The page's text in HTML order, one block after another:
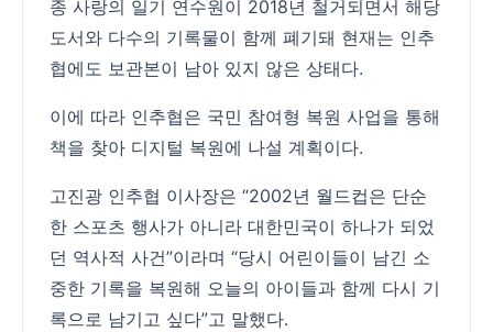
종 사랑의 일기 연수원이 2018년 철거되면서 해당
도서와 다수의 기록물이 함께 폐기돼 현재는 인추
협에도 보관본이 남아 있지 않은 상태다.
이에 따라 인추협은 국민 참여형 복원 사업을 통해
책을 찾아 디지털 복원에 나설 계획이다.
고진광 인추협 이사장은 “2002년 월드컵은 단순
한 스포츠 행사가 아니라 대한민국이 하나가 되었
던 역사적 사건”이라며 “당시 어린이들이 남긴 소
중한 기록을 복원해 오늘의 아이들과 함께 다시 기
록으로 남기고 싶다”고 말했다.